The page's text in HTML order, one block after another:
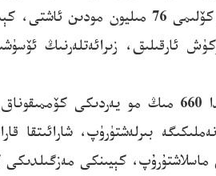
شەندۇڭ ئۆلكىسى خېزې شەھىرى دىڭتاۋ
بىرلەشتۈرۈپ، شارائىتقا
كېيىنكى مەزگىلدىكى